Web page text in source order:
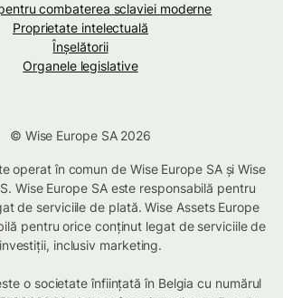
combaterea sclaviei moderne
Proprietate intelectuală
Înșelătorii
Organele legislative
© Wise Europe SA 2026
operat în comun de Wise Europe SA și Wise
Wise Europe SA este responsabilă pentru
de serviciile de plată. Wise Assets Europe
pentru orice conținut legat de serviciile de
investiții, inclusiv marketing.
o societate înființată în Belgia cu numărul